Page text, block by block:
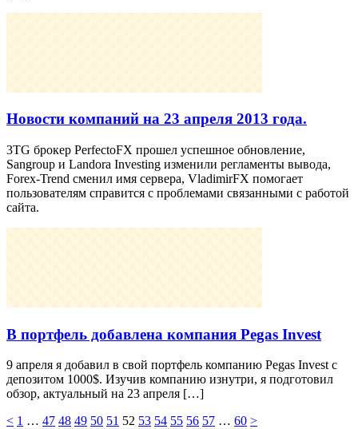
Новости компаний на 23 апреля 2013 года.
3TG брокер PerfectoFX прошел успешное обновление,
Sangroup и Landora Investing изменили регламенты вывода,
Forex-Trend сменил имя сервера, VladimirFX помогает
пользователям справится с проблемами связанными с работой
сайта.
В портфель добавлена компания Pegas Invest
9 апреля я добавил в свой портфель компанию Pegas Invest с
депозитом 1000$. Изучив компанию изнутри, я подготовил
обзор, актуальный на 23 апреля […]
< 1 … 47 48 49 50 51 52 53 54 55 56 57 … 60 >